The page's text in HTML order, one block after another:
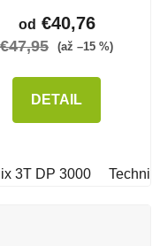
od €40,76
€47,95 (až –15 %)
DETAIL
3T DP 3000